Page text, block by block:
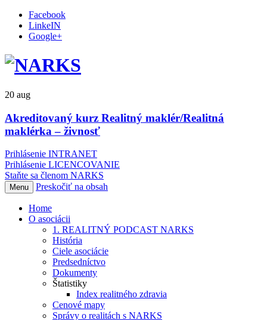
Facebook
LinkeIN
Google+
20 aug
Akreditovaný kurz Realitný maklér/Realitná
maklérka – živnosť
Prihlásenie INTRANET
Prihlásenie LICENCOVANIE
Staňte sa členom NARKS
Menu Preskočiť na obsah
Home
O asociácii
1. REALITNÝ PODCAST NARKS
História
Ciele asociácie
Predsedníctvo
Dokumenty
Štatistiky
Index realitného zdravia
Cenové mapy
Správy o realitách s NARKS